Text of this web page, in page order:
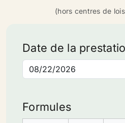
(hors centres de
Date de la
Formules